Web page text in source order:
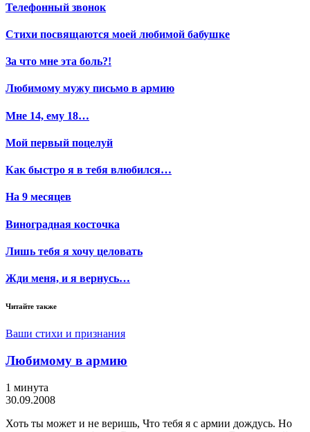
Телефонный звонок
Стихи посвящаются моей любимой бабушке
За что мне эта боль?!
Любимому мужу письмо в армию
Мне 14, ему 18…
Мой первый поцелуй
Как быстро я в тебя влюбился…
На 9 месяцев
Виноградная косточка
Лишь тебя я хочу целовать
Жди меня, и я вернусь…
Читайте также
Ваши стихи и признания
Любимому в армию
1 минута
30.09.2008
Хоть ты может и не веришь, Что тебя я с армии дождусь. Но